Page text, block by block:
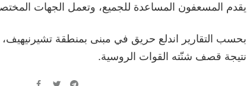
يقدم المسعفون المساعدة للجميع، وتعمل الجهات
بحسب التقارير اندلع حريق في مبنى بمنطقة
نتيجة قصف شنّته القوات الروسية.